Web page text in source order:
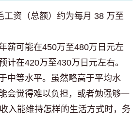
资（总额）约为每月 38 万至
薪可能在450万至480万日元左
计在420万至430万日元左右。
中等水平。虽然略高于平均水
会觉得难以负担，或者勉强够一
入能维持怎样的生活方式时，务